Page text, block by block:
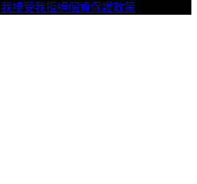
我接受我拒絕個資保護政策